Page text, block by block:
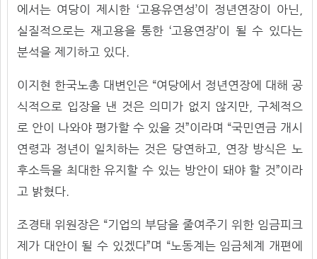
에서는 여당이 제시한 ‘고용유연성’이 정년연장이 아닌,
실질적으로는 재고용을 통한 ‘고용연장’이 될 수 있다는
분석을 제기하고 있다.
이지현 한국노총 대변인은 “여당에서 정년연장에 대해 공
식적으로 입장을 낸 것은 의미가 없지 않지만, 구체적으
로 안이 나와야 평가할 수 있을 것”이라며 “국민연금 개시
연령과 정년이 일치하는 것은 당연하고, 연장 방식은 노
후소득을 최대한 유지할 수 있는 방안이 돼야 할 것”이라
고 밝혔다.
조경태 위원장은 “기업의 부담을 줄여주기 위한 임금피크
제가 대안이 될 수 있겠다”며 “노동계는 임금체계 개편에